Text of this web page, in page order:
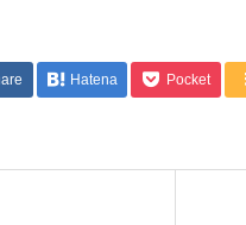
Hatena Pocket